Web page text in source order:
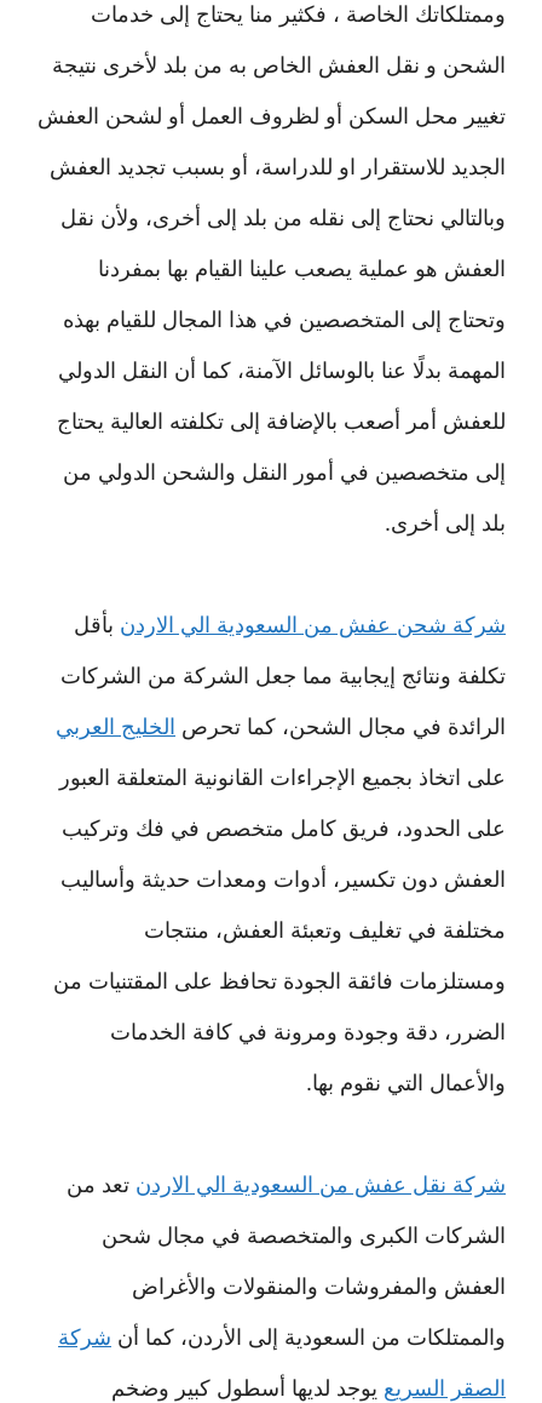
وممتلكاتك الخاصة ، فكثير منا يحتاج إلى خدمات
الشحن و نقل العفش الخاص به من بلد لأخرى نتيجة
تغيير محل السكن أو لظروف العمل أو لشحن العفش
الجديد للاستقرار او للدراسة، أو بسبب تجديد العفش
وبالتالي نحتاج إلى نقله من بلد إلى أخرى، ولأن نقل
العفش هو عملية يصعب علينا القيام بها بمفردنا
وتحتاج إلى المتخصصين في هذا المجال للقيام بهذه
المهمة بدلًا عنا بالوسائل الآمنة، كما أن النقل الدولي
للعفش أمر أصعب بالإضافة إلى تكلفته العالية يحتاج
إلى متخصصين في أمور النقل والشحن الدولي من
بلد إلى أخرى.
شركة شحن عفش من السعودية الي الاردن بأقل
تكلفة ونتائج إيجابية مما جعل الشركة من الشركات
الرائدة في مجال الشحن، كما تحرص الخليج العربي
على اتخاذ بجميع الإجراءات القانونية المتعلقة العبور
على الحدود، فريق كامل متخصص في فك وتركيب
العفش دون تكسير، أدوات ومعدات حديثة وأساليب
مختلفة في تغليف وتعبئة العفش، منتجات
ومستلزمات فائقة الجودة تحافظ على المقتنيات من
الضرر، دقة وجودة ومرونة في كافة الخدمات
والأعمال التي نقوم بها.
شركة نقل عفش من السعودية الي الاردن تعد من
الشركات الكبرى والمتخصصة في مجال شحن
العفش والمفروشات والمنقولات والأغراض
والممتلكات من السعودية إلى الأردن، كما أن شركة
الصقر السريع يوجد لديها أسطول كبير وضخم